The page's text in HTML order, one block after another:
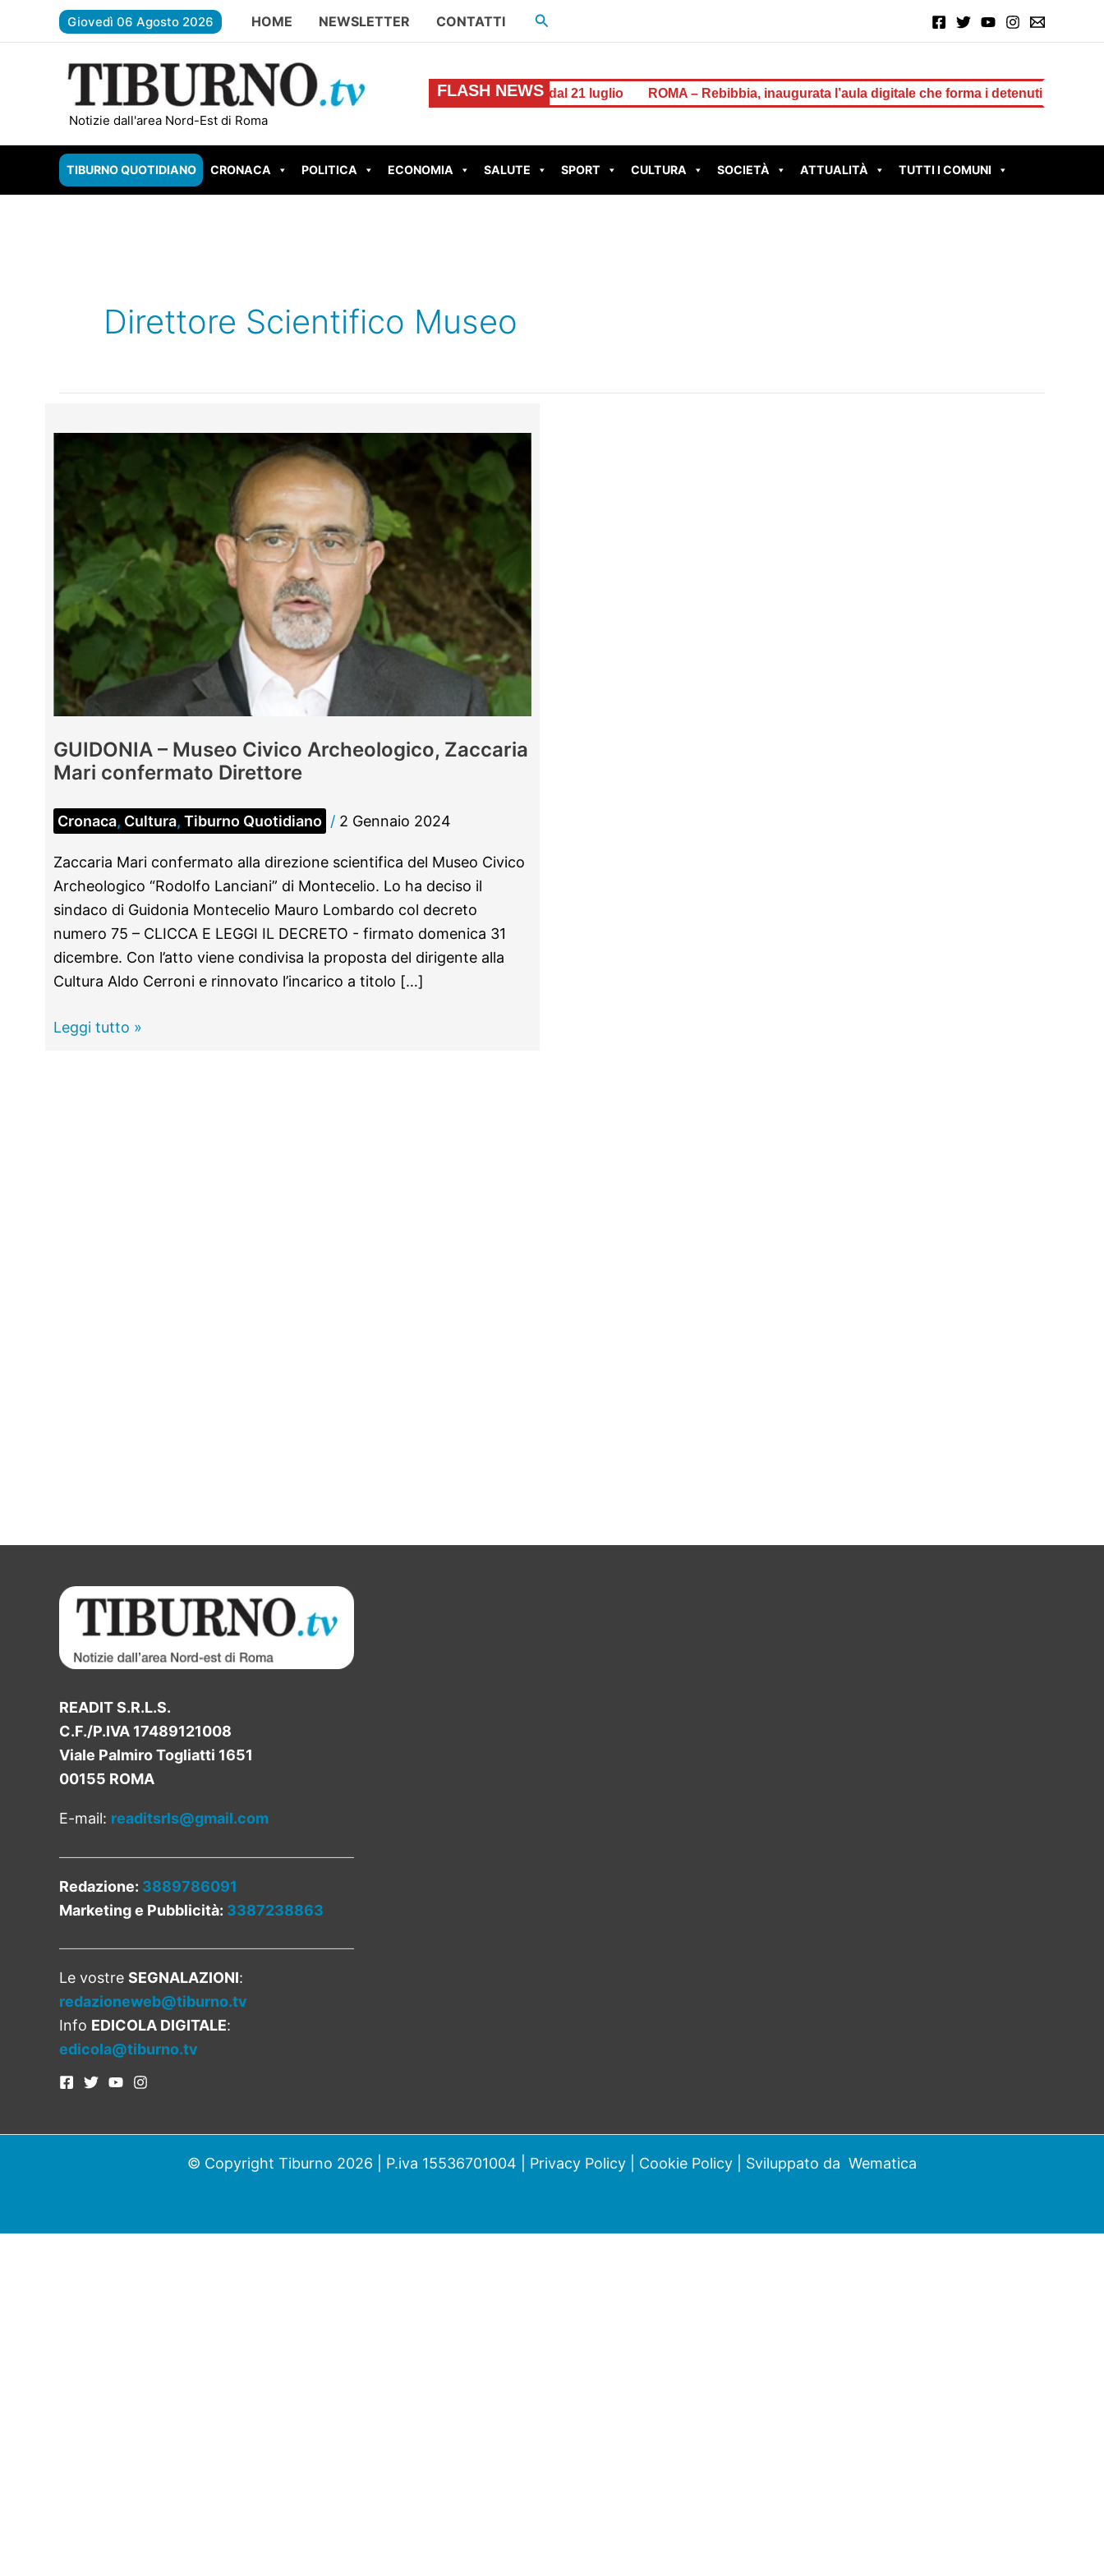
Giovedì 06 Agosto 2026 HOME NEWSLETTER CONTATTI Cerca
Notizie dall'area Nord-Est di Roma
FLASH NEWS
FONTE NUOVA – Santa Lucia senza telefono e internet dal 21 luglio ROMA – Rebibbia, inaugurata l’aula digitale che forma i detenuti al lavoro del futuro
TIBURNO QUOTIDIANO CRONACA POLITICA ECONOMIA SALUTE SPORT CULTURA SOCIETÀ ATTUALITÀ TUTTI I COMUNI
Direttore Scientifico Museo
GUIDONIA – Museo Civico Archeologico, Zaccaria
Mari confermato Direttore
Cronaca, Cultura, Tiburno Quotidiano / 2 Gennaio 2024
Zaccaria Mari confermato alla direzione scientifica del Museo Civico
Archeologico “Rodolfo Lanciani” di Montecelio. Lo ha deciso il
sindaco di Guidonia Montecelio Mauro Lombardo col decreto
numero 75 – CLICCA E LEGGI IL DECRETO - firmato domenica 31
dicembre. Con l’atto viene condivisa la proposta del dirigente alla
Cultura Aldo Cerroni e rinnovato l’incarico a titolo […]
GUIDONIA
Leggi tutto »
READIT S.R.L.S.
C.F./P.IVA 17489121008
Viale Palmiro Togliatti 1651
00155 ROMA
E-mail: readitsrls@gmail.com
Redazione: 3889786091
Marketing e Pubblicità: 3387238863
Le vostre SEGNALAZIONI:
redazioneweb@tiburno.tv
Info EDICOLA DIGITALE:
edicola@tiburno.tv
© Copyright Tiburno 2026 | P.iva 15536701004 | Privacy Policy Cookie Policy | Sviluppato da Wematica